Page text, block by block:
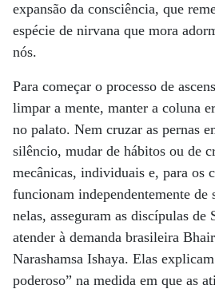
expansão da consciência, que
espécie de nirvana que mora
nós.
Para começar o processo de
limpar a mente, manter a coluna
no palato. Nem cruzar as pernas
silêncio, mudar de hábitos ou de
mecânicas, individuais e, para os
funcionam independentemente de
nelas, asseguram as discípulas de
atender à demanda brasileira
Narashamsa Ishaya. Elas
poderoso” na medida em que as